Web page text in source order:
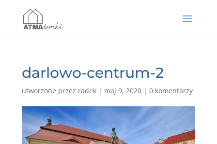
darlowo-centrum-2
utworzone przez radek| maj 9, 2020| 0 komentarzy